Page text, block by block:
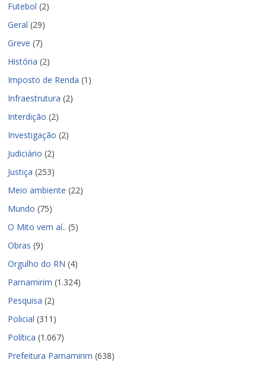
Futebol (2)
Geral (29)
Greve (7)
História (2)
Imposto de Renda (1)
Infraestrutura (2)
Interdição (2)
Investigação (2)
Judiciário (2)
Justiça (253)
Meio ambiente (22)
Mundo (75)
O Mito vem aí.. (5)
Obras (9)
Orgulho do RN (4)
Parnamirim (1.324)
Pesquisa (2)
Policial (311)
Política (1.067)
Prefeitura Parnamirim (638)